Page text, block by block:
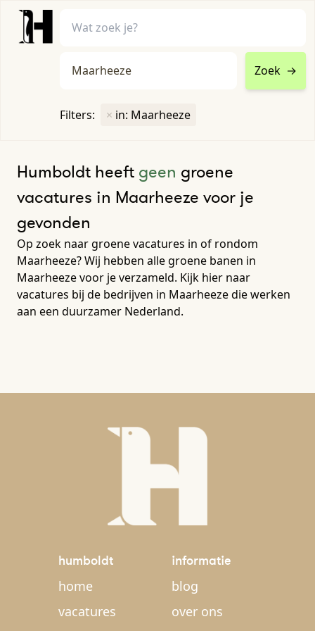
Zoek →
Filters: × in: Maarheeze
Humboldt heeft geen groene
vacatures in Maarheeze voor je
gevonden
Op zoek naar groene vacatures in of rondom
Maarheeze? Wij hebben alle groene banen in
Maarheeze voor je verzameld. Kijk hier naar
vacatures bij de bedrijven in Maarheeze die werken
aan een duurzamer Nederland.
humboldt
home
vacatures
informatie
blog
over ons